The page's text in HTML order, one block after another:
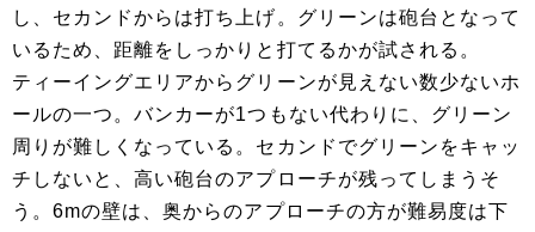
し、セカンドからは打ち上げ。グリーンは砲台となって
いるため、距離をしっかりと打てるかが試される。
ティーイングエリアからグリーンが見えない数少ないホ
ールの一つ。バンカーが1つもない代わりに、グリーン
周りが難しくなっている。セカンドでグリーンをキャッ
チしないと、高い砲台のアプローチが残ってしまうそ
う。6mの壁は、奥からのアプローチの方が難易度は下